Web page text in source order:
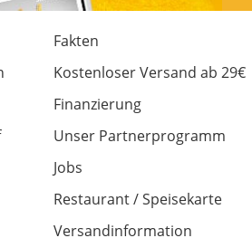
Fakten
Kostenloser Versand ab 29€
Finanzierung
Unser Partnerprogramm
Jobs
Restaurant / Speisekarte
Versandinformation